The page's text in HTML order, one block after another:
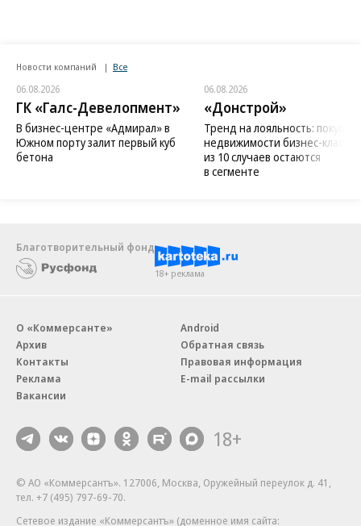
Новости компаний Все
06.08.2026
ГК «Галс-Девелопмент»
В бизнес-центре «Адмирал» в
Южном порту залит первый куб
бетона
06.08.2026
«Донстрой»
Тренд на лояльность:
недвижимости бизнес-класса
из 10 случаев остаются
в сегменте
Благотворительный фонд
18+ реклама
О «Коммерсанте»
Архив
Контакты
Реклама
Вакансии
Android
Обратная связь
Правовая информация
E-mail рассылки
18+
© АО «Коммерсантъ». 127006, Москва, Оружейный переулок д. 41,
тел. +7 (495) 797-69-70.
Сетевое издание «Коммерсантъ» (доменное имя сайта: